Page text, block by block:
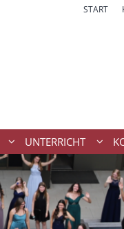
START
UNTERRICHT